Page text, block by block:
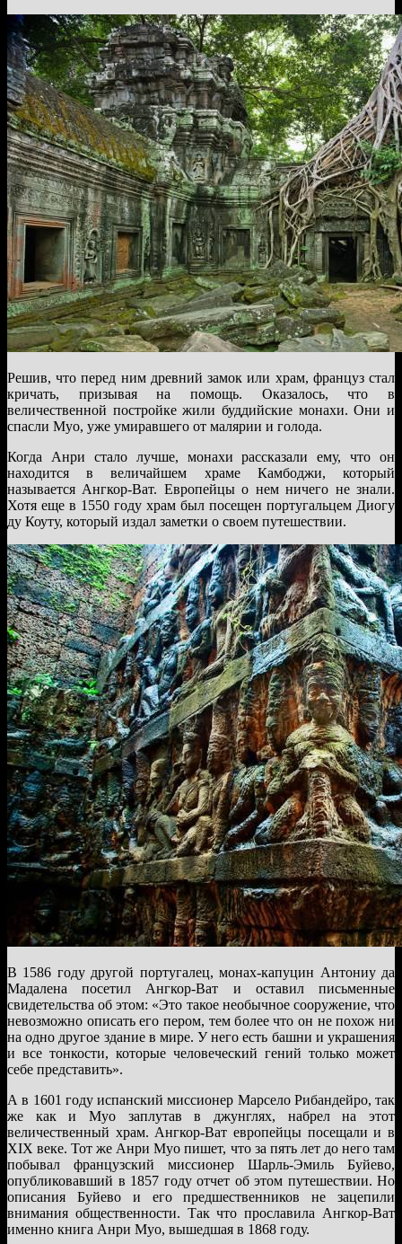
Решив, что перед ним древний замок или храм, француз стал
кричать, призывая на помощь. Оказалось, что в
величественной постройке жили буддийские монахи. Они и
спасли Муо, уже умиравшего от малярии и голода.
Когда Анри стало лучше, монахи рассказали ему, что он
находится в величайшем храме Камбоджи, который
называется Ангкор-Ват. Европейцы о нем ничего не знали.
Хотя еще в 1550 году храм был посещен португальцем Диогу
ду Коуту, который издал заметки о своем путешествии.
В 1586 году другой португалец, монах-капуцин Антониу да
Мадалена посетил Ангкор-Ват и оставил письменные
свидетельства об этом: «Это такое необычное сооружение, что
невозможно описать его пером, тем более что он не похож ни
на одно другое здание в мире. У него есть башни и украшения
и все тонкости, которые человеческий гений только может
себе представить».
А в 1601 году испанский миссионер Марсело Рибандейро, так
же как и Муо заплутав в джунглях, набрел на этот
величественный храм. Ангкор-Ват европейцы посещали и в
XIX веке. Тот же Анри Муо пишет, что за пять лет до него там
побывал французский миссионер Шарль-Эмиль Буйево,
опубликовавший в 1857 году отчет об этом путешествии. Но
описания Буйево и его предшественников не зацепили
внимания общественности. Так что прославила Ангкор-Ват
именно книга Анри Муо, вышедшая в 1868 году.